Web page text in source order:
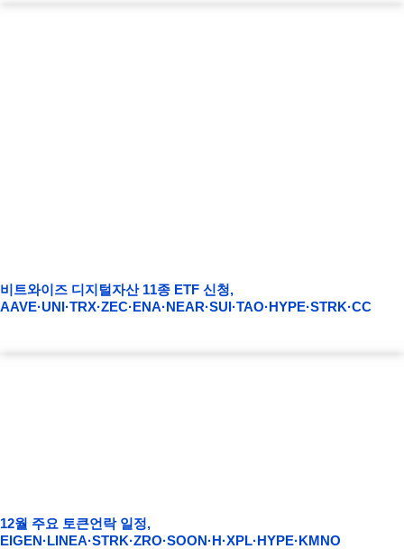
비트와이즈 디지털자산 11종 ETF 신청,
AAVE·UNI·TRX·ZEC·ENA·NEAR·SUI·TAO·HYPE·STRK·CC
12월 주요 토큰언락 일정,
EIGEN·LINEA·STRK·ZRO·SOON·H·XPL·HYPE·KMNO